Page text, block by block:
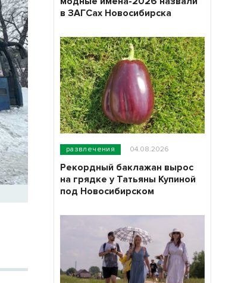
в ЗАГСах Новосибирска
развлечения 04.08.2026
Рекордный баклажан вырос
на грядке у Татьяны Купиной
под Новосибирском